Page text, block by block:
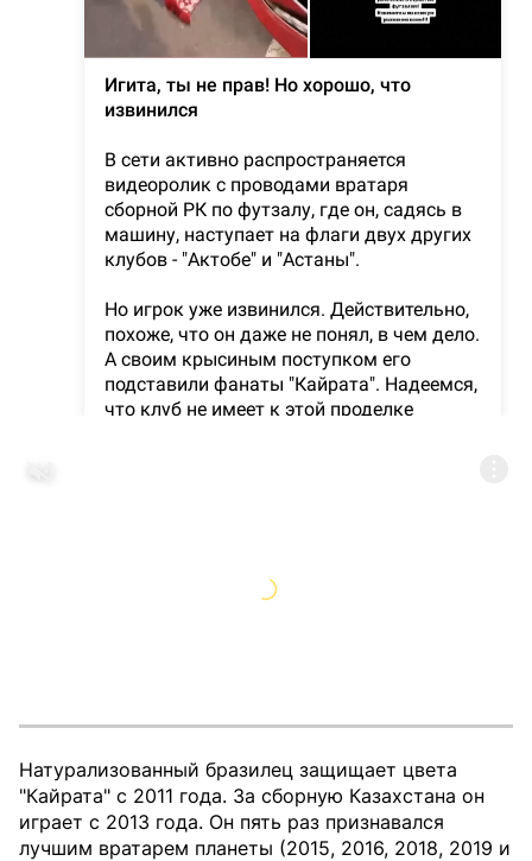
Натурализованный бразилец защищает цвета
"Кайрата" с 2011 года. За сборную Казахстана он
играет с 2013 года. Он пять раз признавался
лучшим вратарем планеты (2015, 2016, 2018, 2019 и